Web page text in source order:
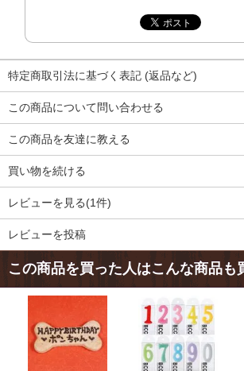
特定商取引法に基づく表記 (返品など)
この商品について問い合わせる
この商品を友達に教える
買い物を続ける
レビューを見る(1件)
レビューを投稿
この商品を買った人はこんな商品も